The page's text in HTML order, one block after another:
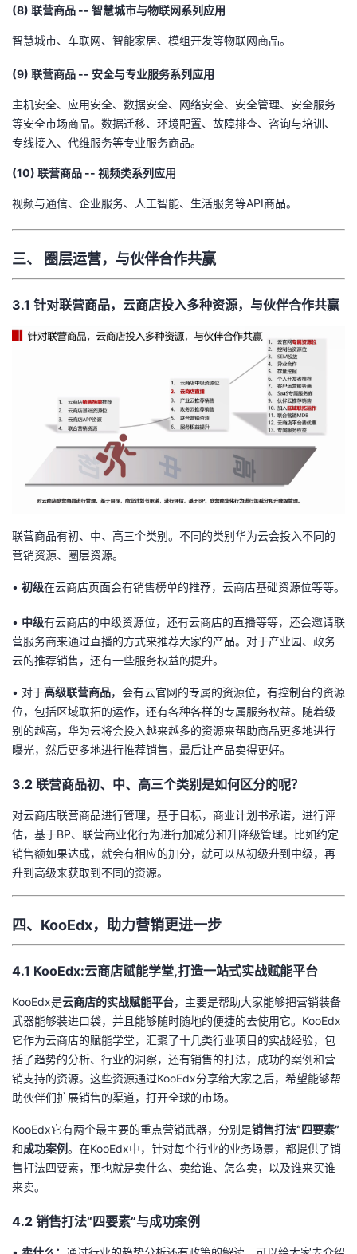
(8) 联营商品 -- 智慧城市与物联网系列应用
智慧城市、车联网、智能家居、模组开发等物联网商品。
(9) 联营商品 -- 安全与专业服务系列应用
主机安全、应用安全、数据安全、网络安全、安全管理、安全服务
等安全市场商品。数据迁移、环境配置、故障排查、咨询与培训、
专线接入、代维服务等专业服务商品。
(10) 联营商品 -- 视频类系列应用
视频与通信、企业服务、人工智能、生活服务等API商品。
三、 圈层运营，与伙伴合作共赢
3.1 针对联营商品，云商店投入多种资源，与伙伴合作共赢
联营商品有初、中、高三个类别。不同的类别华为云会投入不同的
营销资源、圈层资源。
• 初级在云商店页面会有销售榜单的推荐，云商店基础资源位等等。
• 中级有云商店的中级资源位，还有云商店的直播等等，还会邀请联
营服务商来通过直播的方式来推荐大家的产品。对于产业园、政务
云的推荐销售，还有一些服务权益的提升。
• 对于高级联营商品，会有云官网的专属的资源位，有控制台的资源
位，包括区域联拓的运作，还有各种各样的专属服务权益。随着级
别的越高，华为云将会投入越来越多的资源来帮助商品更多地进行
曝光，然后更多地进行推荐销售，最后让产品卖得更好。
3.2 联营商品初、中、高三个类别是如何区分的呢？
对云商店联营商品进行管理，基于目标，商业计划书承诺，进行评
估，基于BP、联营商业化行为进行加减分和升降级管理。比如约定
销售额如果达成，就会有相应的加分，就可以从初级升到中级，再
升到高级来获取到不同的资源。
四、KooEdx，助力营销更进一步
4.1 KooEdx:云商店赋能学堂,打造一站式实战赋能平台
KooEdx是云商店的实战赋能平台，主要是帮助大家能够把营销装备
武器能够装进口袋，并且能够随时随地的便捷的去使用它。KooEdx
它作为云商店的赋能学堂，汇聚了十几类行业项目的实战经验，包
括了趋势的分析、行业的洞察，还有销售的打法，成功的案例和营
销支持的资源。这些资源通过KooEdx分享给大家之后，希望能够帮
助伙伴们扩展销售的渠道，打开全球的市场。
KooEdx它有两个最主要的重点营销武器，分别是销售打法“四要素”
和成功案例。在KooEdx中，针对每个行业的业务场景，都提供了销
售打法四要素，那也就是卖什么、卖给谁、怎么卖，以及谁来买谁
来卖。
4.2 销售打法“四要素”与成功案例